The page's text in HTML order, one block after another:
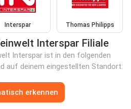
Interspar Thomas Philipps
Interspar Filiale
Interspar ist in den folgenden
auf deinem eingestellten Standort:
erkennen